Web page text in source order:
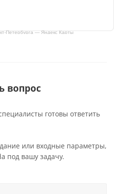
— Яндекс Карты
вопрос
готовы ответить
или входные параметры,
под вашу задачу.